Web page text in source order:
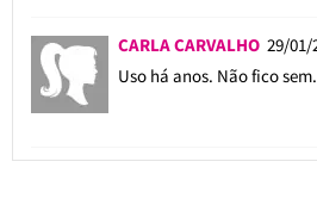
CARLA CARVALHO 29/01/
Uso há anos. Não fico sem.